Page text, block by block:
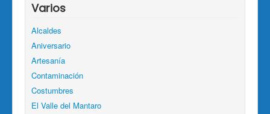
Varios
Alcaldes
Aniversario
Artesanía
Contaminación
Costumbres
El Valle del Mantaro